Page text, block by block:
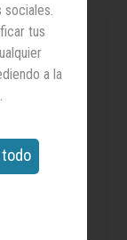
consumo y
domicilio a
Gastrómetro
más
el
las
ocasión
de pago.
tus
a la
todo